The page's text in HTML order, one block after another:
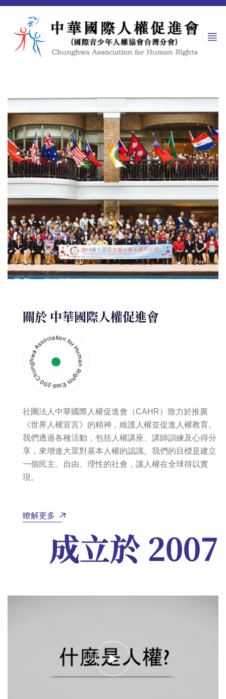
關於 中華國際人權促進會
Chunghwa Association for Human Rights Estd-2007
社團法人中華國際人權促進會（CAHR）致力於推廣
《世界人權宣言》的精神，維護人權並促進人權教育。
我們透過各種活動，包括人權講座、講師訓練及心得分
享，來增進大眾對基本人權的認識。我們的目標是建立
一個民主、自由、理性的社會，讓人權在全球得以實
現。
瞭解更多
成立於 2007